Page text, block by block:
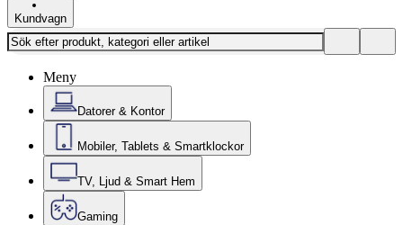
Kundvagn
Meny
Datorer & Kontor
Mobiler, Tablets & Smartklockor
TV, Ljud & Smart Hem
Gaming